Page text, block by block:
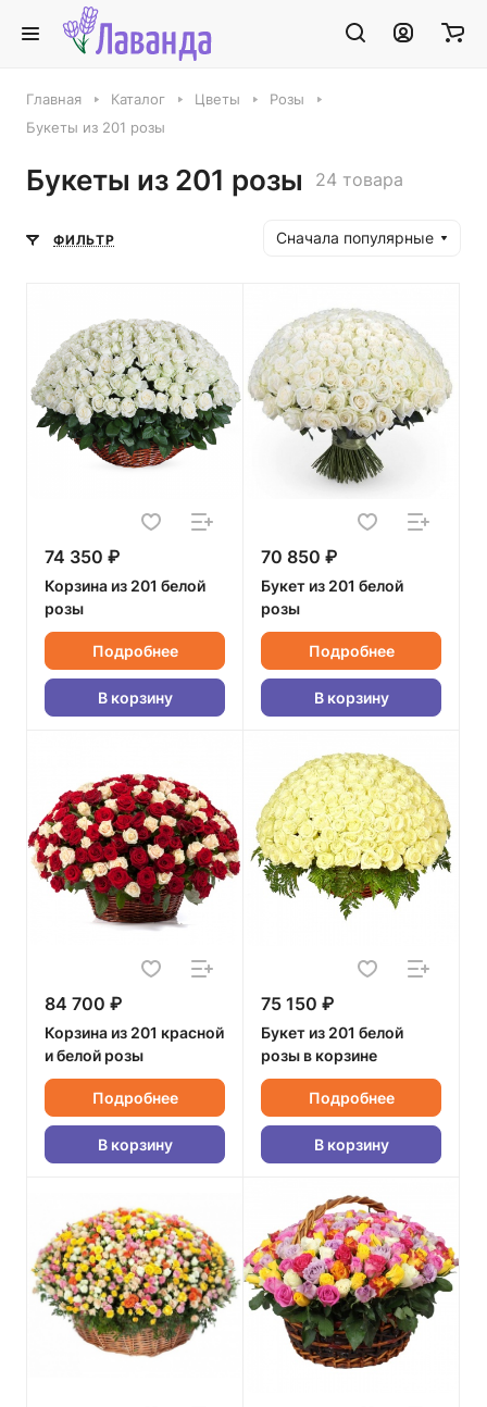
Главная Каталог Цветы
Розы
Букеты из 201 розы
Букеты из 201 розы 24 товара
ФИЛЬТР Сначала популярные
74 350 ₽
Корзина из 201 белой
розы
Подробнее
В корзину
70 850 ₽
Букет из 201 белой
розы
Подробнее
В корзину
84 700 ₽
Корзина из 201 красной
и белой розы
Подробнее
В корзину
75 150 ₽
Букет из 201 белой
розы в корзине
Подробнее
В корзину